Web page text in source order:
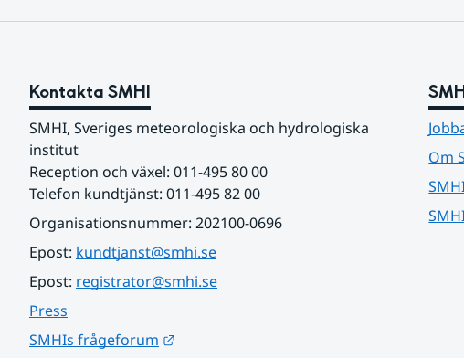
Kontakta SMHI
SMHI, Sveriges meteorologiska och hydrologiska
institut
Reception och växel: 011-495 80 00
Telefon kundtjänst: 011-495 82 00
Organisationsnummer: 202100-0696
Epost: kundtjanst@smhi.se
Epost: registrator@smhi.se
Press
SMHIs frågeforum
Om